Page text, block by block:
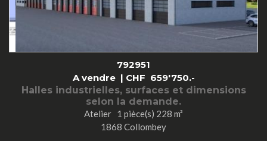
792951
A vendre | CHF 659'750.-
Halles industrielles, surfaces et dimensions
selon la demande.
Atelier 1 pièce(s) 228 m²
1868 Collombey